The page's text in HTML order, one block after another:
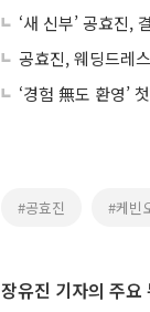
‘새 신부’ 공효진,
공효진, 웨딩드레
‘경험 無도 환영’
#공효진 #케빈
장유진 기자의 주요